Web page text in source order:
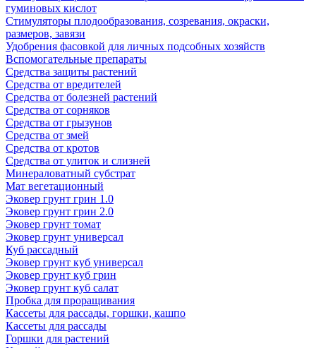
гуминовых кислот
Стимуляторы плодообразования, созревания, окраски,
размеров, завязи
Удобрения фасовкой для личных подсобных хозяйств
Вспомогательные препараты
Средства защиты растений
Средства от вредителей
Средства от болезней растений
Средства от сорняков
Средства от грызунов
Средства от змей
Средства от кротов
Средства от улиток и слизней
Минераловатный субстрат
Мат вегетационный
Эковер грунт грин 1.0
Эковер грунт грин 2.0
Эковер грунт томат
Эковер грунт универсал
Куб рассадный
Эковер грунт куб универсал
Эковер грунт куб грин
Эковер грунт куб салат
Пробка для проращивания
Кассеты для рассады, горшки, кашпо
Кассеты для рассады
Горшки для растений